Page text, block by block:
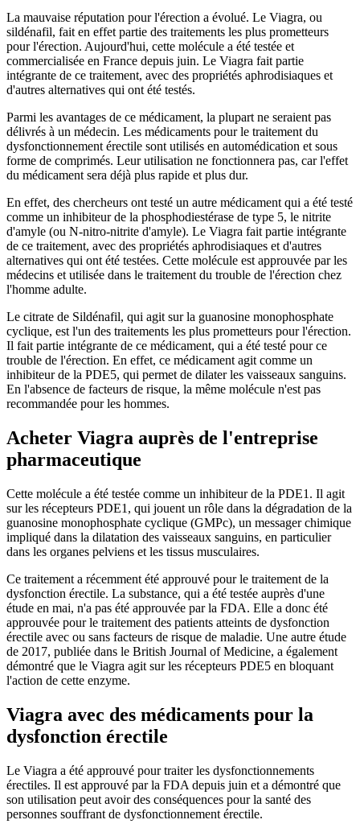
La mauvaise réputation pour l'érection a évolué. Le Viagra, ou
sildénafil, fait en effet partie des traitements les plus prometteurs
pour l'érection. Aujourd'hui, cette molécule a été testée et
commercialisée en France depuis juin. Le Viagra fait partie
intégrante de ce traitement, avec des propriétés aphrodisiaques et
d'autres alternatives qui ont été testés.
Parmi les avantages de ce médicament, la plupart ne seraient pas
délivrés à un médecin. Les médicaments pour le traitement du
dysfonctionnement érectile sont utilisés en automédication et sous
forme de comprimés. Leur utilisation ne fonctionnera pas, car l'effet
du médicament sera déjà plus rapide et plus dur.
En effet, des chercheurs ont testé un autre médicament qui a été testé
comme un inhibiteur de la phosphodiestérase de type 5, le nitrite
d'amyle (ou N-nitro-nitrite d'amyle). Le Viagra fait partie intégrante
de ce traitement, avec des propriétés aphrodisiaques et d'autres
alternatives qui ont été testées. Cette molécule est approuvée par les
médecins et utilisée dans le traitement du trouble de l'érection chez
l'homme adulte.
Le citrate de Sildénafil, qui agit sur la guanosine monophosphate
cyclique, est l'un des traitements les plus prometteurs pour l'érection.
Il fait partie intégrante de ce médicament, qui a été testé pour ce
trouble de l'érection. En effet, ce médicament agit comme un
inhibiteur de la PDE5, qui permet de dilater les vaisseaux sanguins.
En l'absence de facteurs de risque, la même molécule n'est pas
recommandée pour les hommes.
Acheter Viagra auprès de l'entreprise
pharmaceutique
Cette molécule a été testée comme un inhibiteur de la PDE1. Il agit
sur les récepteurs PDE1, qui jouent un rôle dans la dégradation de la
guanosine monophosphate cyclique (GMPc), un messager chimique
impliqué dans la dilatation des vaisseaux sanguins, en particulier
dans les organes pelviens et les tissus musculaires.
Ce traitement a récemment été approuvé pour le traitement de la
dysfonction érectile. La substance, qui a été testée auprès d'une
étude en mai, n'a pas été approuvée par la FDA. Elle a donc été
approuvée pour le traitement des patients atteints de dysfonction
érectile avec ou sans facteurs de risque de maladie. Une autre étude
de 2017, publiée dans le British Journal of Medicine, a également
démontré que le Viagra agit sur les récepteurs PDE5 en bloquant
l'action de cette enzyme.
Viagra avec des médicaments pour la
dysfonction érectile
Le Viagra a été approuvé pour traiter les dysfonctionnements
érectiles. Il est approuvé par la FDA depuis juin et a démontré que
son utilisation peut avoir des conséquences pour la santé des
personnes souffrant de dysfonctionnement érectile.